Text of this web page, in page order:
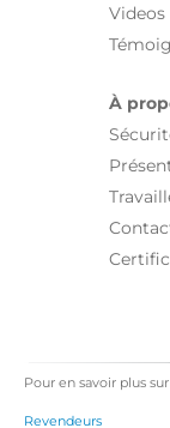
Videos
À
Pour en savoir plus
Revendeurs